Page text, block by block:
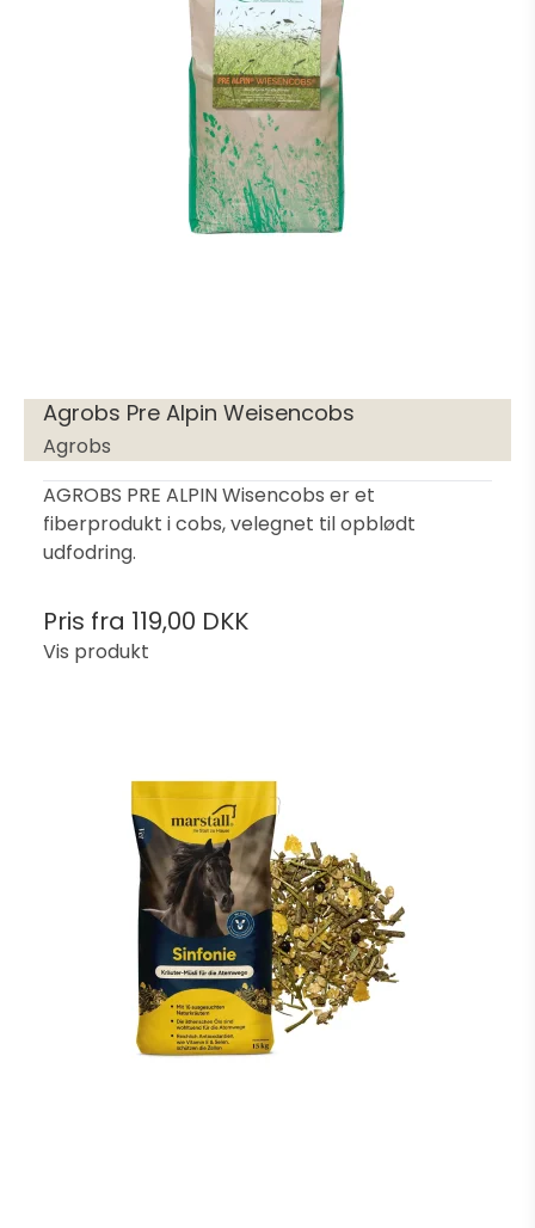
Agrobs Pre Alpin Weisencobs
Agrobs
AGROBS PRE ALPIN Wisencobs er et
fiberprodukt i cobs, velegnet til opblødt
udfodring.
Pris fra 119,00 DKK
Vis produkt